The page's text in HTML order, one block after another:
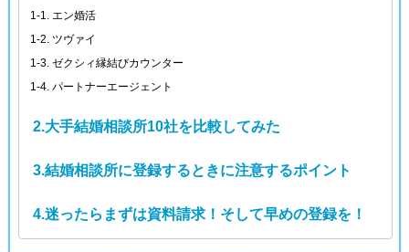
1-1. エン婚活
1-2. ツヴァイ
1-3. ゼクシィ縁結びカウンター
1-4. パートナーエージェント
2.大手結婚相談所10社を比較してみた
3.結婚相談所に登録するときに注意するポイント
4.迷ったらまずは資料請求！そして早めの登録を！